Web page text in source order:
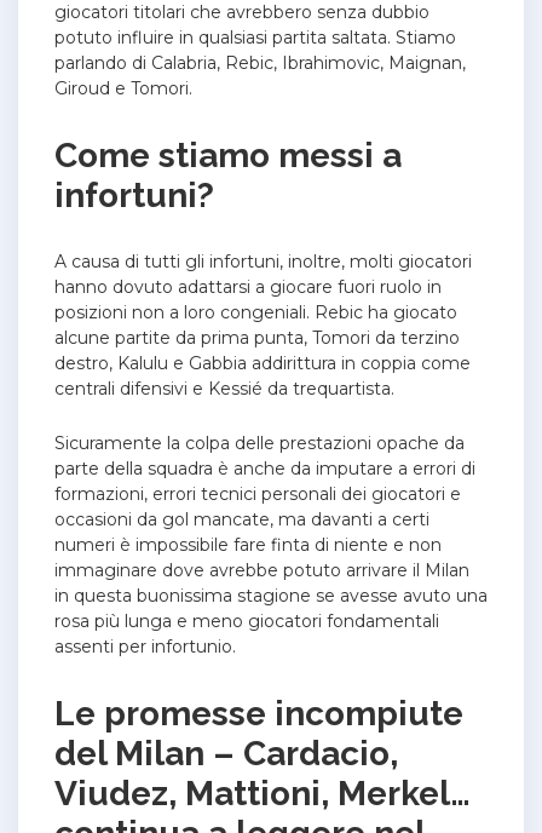
giocatori titolari che avrebbero senza dubbio
potuto influire in qualsiasi partita saltata. Stiamo
parlando di Calabria, Rebic, Ibrahimovic, Maignan,
Giroud e Tomori.
Come stiamo messi a
infortuni?
A causa di tutti gli infortuni, inoltre, molti giocatori
hanno dovuto adattarsi a giocare fuori ruolo in
posizioni non a loro congeniali. Rebic ha giocato
alcune partite da prima punta, Tomori da terzino
destro, Kalulu e Gabbia addirittura in coppia come
centrali difensivi e Kessié da trequartista.
Sicuramente la colpa delle prestazioni opache da
parte della squadra è anche da imputare a errori di
formazioni, errori tecnici personali dei giocatori e
occasioni da gol mancate, ma davanti a certi
numeri è impossibile fare finta di niente e non
immaginare dove avrebbe potuto arrivare il Milan
in questa buonissima stagione se avesse avuto una
rosa più lunga e meno giocatori fondamentali
assenti per infortunio.
Le promesse incompiute
del Milan – Cardacio,
Viudez, Mattioni, Merkel…